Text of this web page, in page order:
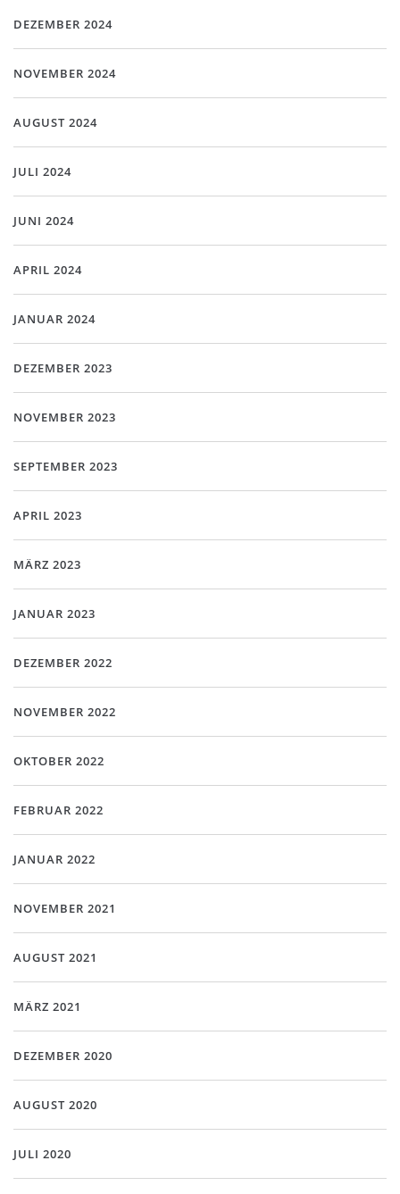
DEZEMBER 2024
NOVEMBER 2024
AUGUST 2024
JULI 2024
JUNI 2024
APRIL 2024
JANUAR 2024
DEZEMBER 2023
NOVEMBER 2023
SEPTEMBER 2023
APRIL 2023
MÄRZ 2023
JANUAR 2023
DEZEMBER 2022
NOVEMBER 2022
OKTOBER 2022
FEBRUAR 2022
JANUAR 2022
NOVEMBER 2021
AUGUST 2021
MÄRZ 2021
DEZEMBER 2020
AUGUST 2020
JULI 2020